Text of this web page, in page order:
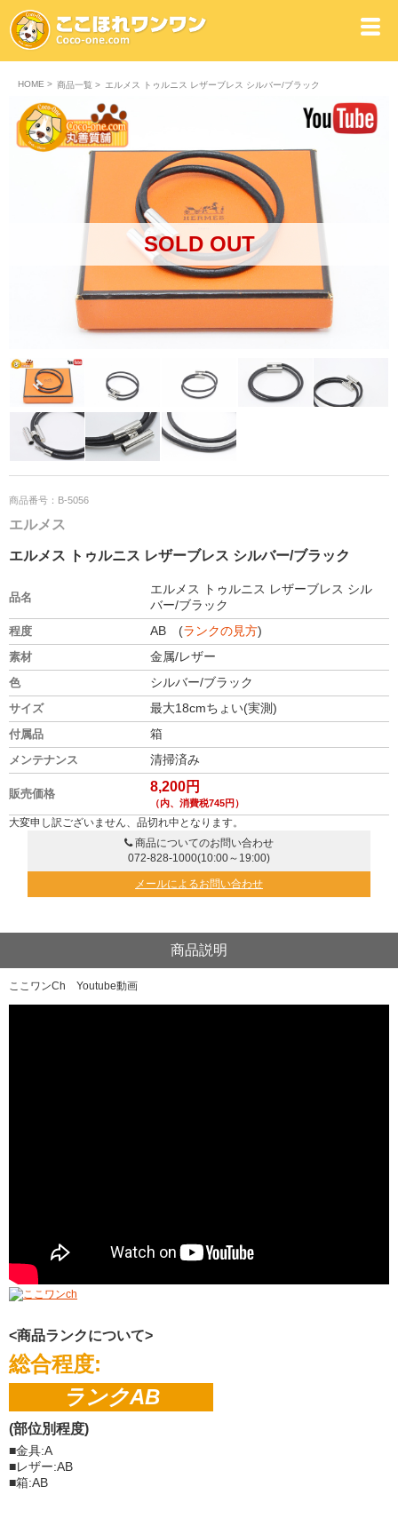
HOME > 商品一覧 > エルメス トゥルニス レザーブレス シルバー/ブラック
SOLD OUT
商品番号：B-5056
エルメス
エルメス トゥルニス レザーブレス シルバー/ブラック
品名
エルメス トゥルニス レザーブレス シル
バー/ブラック
程度 AB (ランクの見方)
素材 金属/レザー
色 シルバー/ブラック
サイズ 最大18cmちょい(実測)
付属品 箱
メンテナンス 清掃済み
販売価格 8,200円
（内、消費税745円）
大変申し訳ございません、品切れ中となります。
商品についてのお問い合わせ
072-828-1000(10:00～19:00)
メールによるお問い合わせ
商品説明
ここワンCh Youtube動画
<商品ランクについて>
総合程度:
ランクAB
(部位別程度)
■金具:A
■レザー:AB
■箱:AB